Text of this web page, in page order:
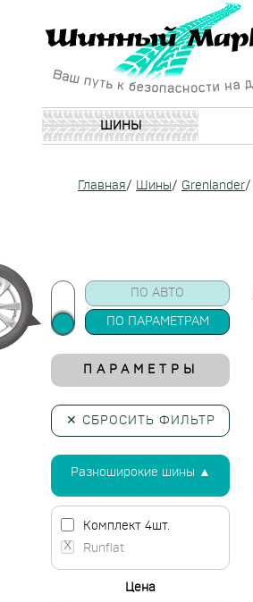
ШИНЫ
Главная/ Шины/ Grenlander/
ПО АВТО
ПО ПАРАМЕТРАМ
ПАРАМЕТРЫ
✕ СБРОСИТЬ ФИЛЬТР
Разноширокие шины ▲
Комплект 4шт.
Runflat
Цена